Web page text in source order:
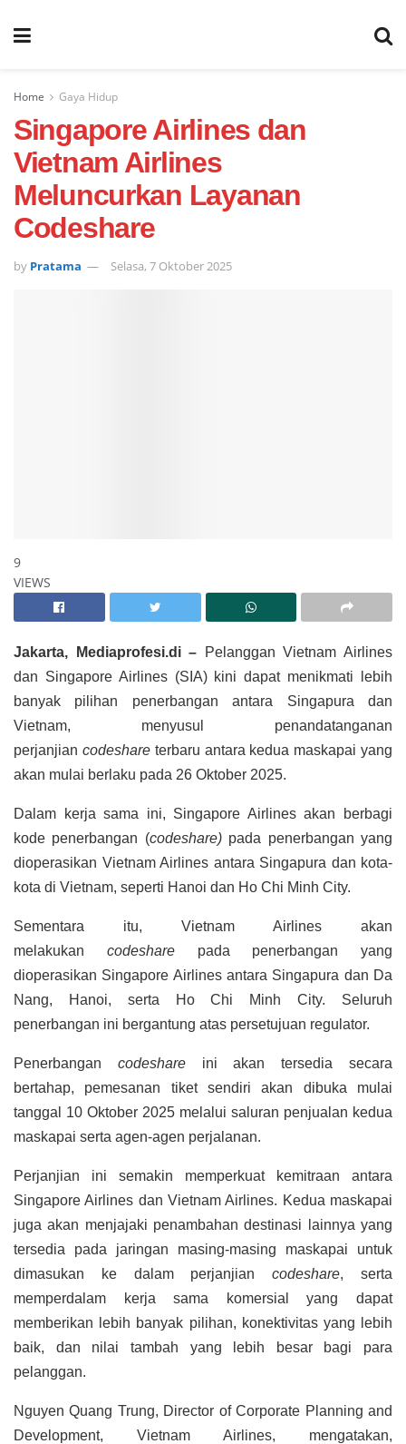
Home Gaya Hidup
Singapore Airlines dan
Vietnam Airlines
Meluncurkan Layanan
Codeshare
by Pratama Selasa, 7 Oktober 2025
9
VIEWS
Jakarta, Mediaprofesi.di –
Pelanggan Vietnam Airlines
dan Singapore Airlines (SIA) kini dapat menikmati lebih
banyak pilihan penerbangan antara Singapura dan
Vietnam, menyusul penandatanganan
perjanjian codeshareterbaru antara kedua maskapai yang
akan mulai berlaku pada 26 Oktober 2025.
Dalam kerja sama ini, Singapore Airlines akan berbagi
kode penerbangan (codeshare)pada penerbangan yang
dioperasikan Vietnam Airlines antara Singapura dan kota-
kota di Vietnam, seperti Hanoi dan Ho Chi Minh City.
Sementara itu, Vietnam Airlines akan
melakukan codesharepada penerbangan yang
dioperasikan Singapore Airlines antara Singapura dan Da
Nang, Hanoi, serta Ho Chi Minh City. Seluruh
penerbangan ini bergantung atas persetujuan regulator.
Penerbangan codeshareini akan tersedia secara
bertahap, pemesanan tiket sendiri akan dibuka mulai
tanggal 10 Oktober 2025 melalui saluran penjualan kedua
maskapai serta agen-agen perjalanan.
Perjanjian ini semakin memperkuat kemitraan antara
Singapore Airlines dan Vietnam Airlines. Kedua maskapai
juga akan menjajaki penambahan destinasi lainnya yang
tersedia pada jaringan masing-masing maskapai untuk
dimasukan ke dalam perjanjiancodeshare, serta
memperdalam kerja sama komersial yang dapat
memberikan lebih banyak pilihan, konektivitas yang lebih
baik, dan nilai tambah yang lebih besar bagi para
pelanggan.
Nguyen Quang Trung, Director of Corporate Planning and
Development, Vietnam Airlines, mengatakan,